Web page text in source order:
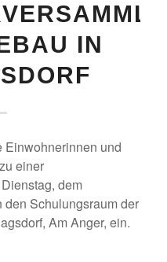
IN
Einwohnerinnen und
einer
dem
den Schulungsraum der
Am Anger, ein.